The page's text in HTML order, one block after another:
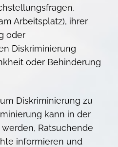
Arbeitsplatz), ihrer
oder
Diskriminierung
oder Behinderung
Diskriminierung zu
kann in der
Ratsuchende
informieren und